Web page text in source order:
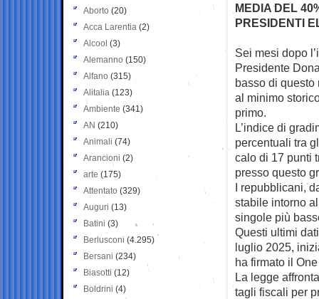
MEDIA DEL
PRESIDENTI
Sei mesi dopo
Presidente
basso di questo
al minimo
primo.
L’indice di
percentuali tra
calo di 17 punti
presso questo
I repubblicani,
stabile intorno
singole più
Questi ultimi
luglio 2025,
ha firmato il
La legge
tagli fiscali per
Aborto (20)
Acca Larentia (2)
Alcool (3)
Alemanno (150)
Alfano (315)
Alitalia (123)
Ambiente (341)
AN (210)
Animali (74)
Arancioni (2)
arte (175)
Attentato (329)
Auguri (13)
Batini (3)
Berlusconi (4.295)
Bersani (234)
Biasotti (12)
Boldrini (4)